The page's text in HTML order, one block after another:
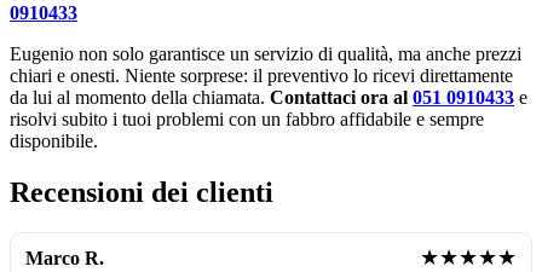
0910433
Eugenio non solo garantisce un servizio di qualità, ma anche prezzi
chiari e onesti. Niente sorprese: il preventivo lo ricevi direttamente
da lui al momento della chiamata. Contattaci ora al 051 0910433 e
risolvi subito i tuoi problemi con un fabbro affidabile e sempre
disponibile.
Recensioni dei clienti
Marco R. ★★★★★